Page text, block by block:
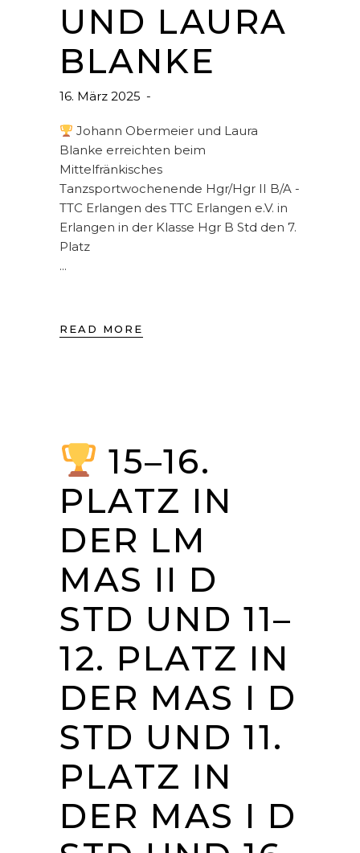
UND LAURA
BLANKE
16. März 2025
Johann Obermeier und Laura
Blanke erreichten beim
Mittelfränkisches
Tanzsportwochenende Hgr/Hgr II B/A -
TTC Erlangen des TTC Erlangen e.V. in
Erlangen in der Klasse Hgr B Std den 7.
Platz
READ MORE
15–16.
PLATZ IN
DER LM
MAS II D
STD UND 11–
12. PLATZ IN
DER MAS I D
STD UND 11.
PLATZ IN
DER MAS I D